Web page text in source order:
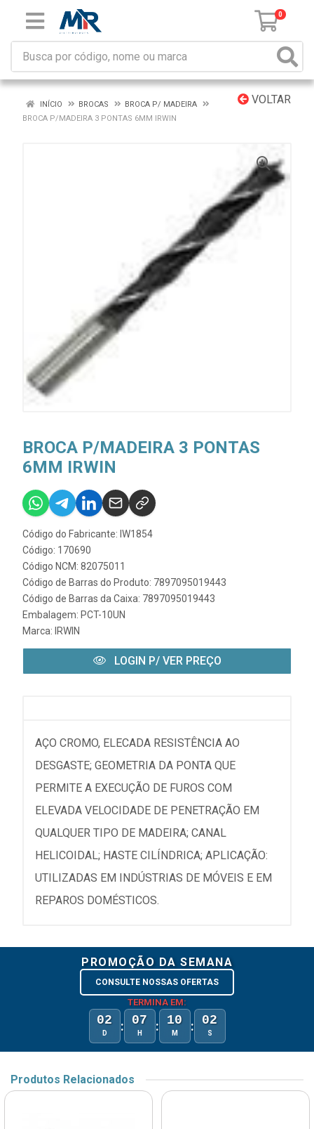
0
VOLTAR
INÍCIO BROCAS
BROCA P/ MADEIRA
BROCA P/MADEIRA 3 PONTAS 6MM IRWIN
BROCA P/MADEIRA 3 PONTAS
6MM IRWIN
Código do Fabricante: IW1854
Código: 170690
Código NCM: 82075011
Código de Barras do Produto: 7897095019443
Código de Barras da Caixa: 7897095019443
Embalagem: PCT-10UN
Marca: IRWIN
LOGIN P/ VER PREÇO
AÇO CROMO, ELECADA RESISTÊNCIA AO
DESGASTE; GEOMETRIA DA PONTA QUE
PERMITE A EXECUÇÃO DE FUROS COM
ELEVADA VELOCIDADE DE PENETRAÇÃO EM
QUALQUER TIPO DE MADEIRA; CANAL
HELICOIDAL; HASTE CILÍNDRICA; APLICAÇÃO:
UTILIZADAS EM INDÚSTRIAS DE MÓVEIS E EM
REPAROS DOMÉSTICOS.
PROMOÇÃO DA SEMANA
CONSULTE NOSSAS OFERTAS
TERMINA EM:
02
D : 07
H : 10
M : 02
S
Produtos Relacionados